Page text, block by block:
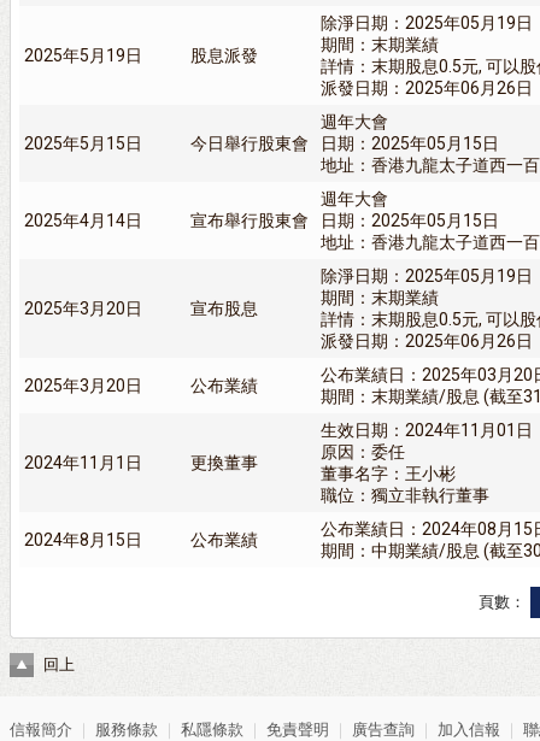
2025年5月19日 股息派發
除淨日期：2025年05月19日
期間：末期業績
詳情：末期股息0.5元, 可以
派發日期：2025年06月26日
2025年5月15日 今日舉行股東會
週年大會
日期：2025年05月15日
地址：香港九龍太子道西一
2025年4月14日 宣布舉行股東會
週年大會
日期：2025年05月15日
地址：香港九龍太子道西一
2025年3月20日 宣布股息
除淨日期：2025年05月19日
期間：末期業績
詳情：末期股息0.5元, 可以
派發日期：2025年06月26日
2025年3月20日 公布業績
公布業績日：2025年03月20
期間：末期業績/股息 (截至
2024年11月1日 更換董事
生效日期：2024年11月01日
原因：委任
董事名字：王小彬
職位：獨立非執行董事
2024年8月15日 公布業績
公布業績日：2024年08月15
期間：中期業績/股息 (截至
頁數：
回上
信報簡介 服務條款 私隱條款 免責聲明 廣告查詢 加入信報